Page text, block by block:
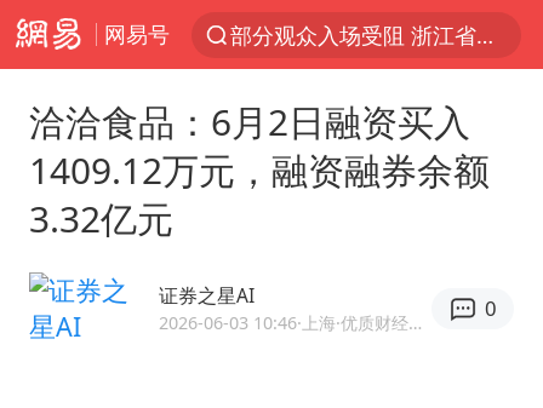
网易号
以“新”破局 首发经济点亮城市消费活力
美股三大指数集体收跌 西数跌超13%
巡查组提问 工作人员偷用手机查答案
洽洽食品：6月2日融资买入
1409.12万元，融资融券余额
3.32亿元
证券之星AI
2026-06-03 10:46·上海 ·优质财经领域创作者
0